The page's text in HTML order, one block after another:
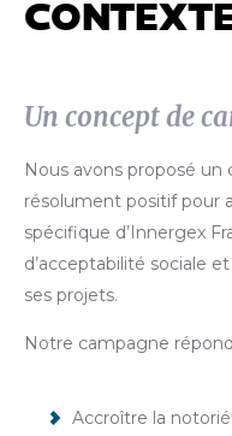
Un concept de
Nous avons proposé
résolument positif pour
spécifique d’Innergex
d’acceptabilité sociale
ses projets.
Notre campagne
Accroître la